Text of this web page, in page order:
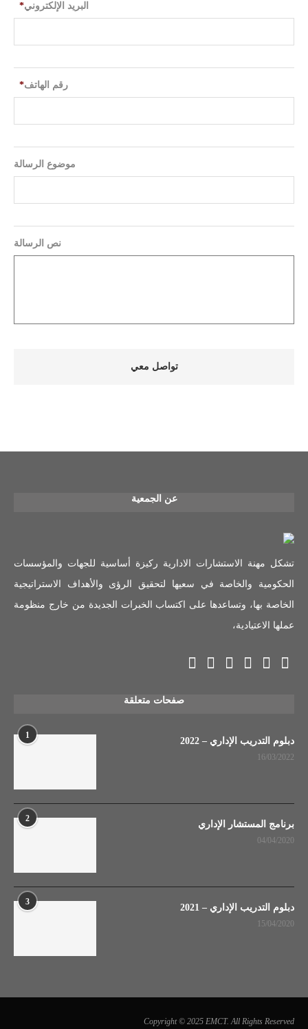
البريد الإلكتروني*
رقم الهاتف*
موضوع الرسالة
نص الرسالة
عن الجمعية
تشكل مهنة الاستشارات الادارية ركيزة أساسية للجهات والمؤسسات
الحكومية والخاصة في سعيها لتحقيق الرؤى والأهداف الاستراتيجية
الخاصة بها، وتساعدها على اكتساب الخبرات الجديدة من خارج منظومة
عملها الاعتيادية،
صفحات متعلقة
1
دبلوم التدريب الإداري – 2022
16/03/2022
2
برنامج المستشار الإداري
04/04/2020
3
دبلوم التدريب الإداري – 2021
15/04/2020
Copyright © 2025 EMCT. All Rights Reserved